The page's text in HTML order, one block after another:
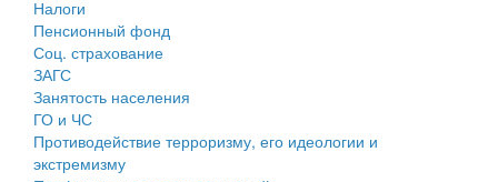
Противодействие коррупции
Контрольно-счетная палата
Персональные данные
Оценка регулирующего воздействия
Деятельность МУ
Налоги
Пенсионный фонд
Соц. страхование
ЗАГС
Занятость населения
ГО и ЧС
Противодействие терроризму, его идеологии и
экстремизму